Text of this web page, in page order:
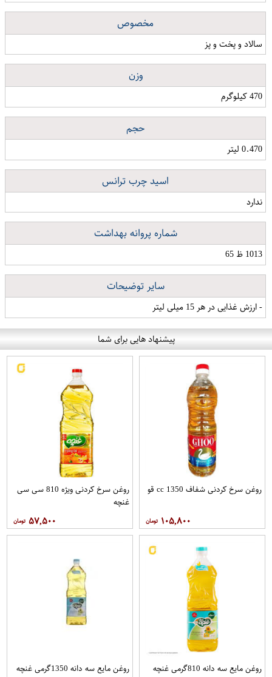
مخصوص
سالاد و پخت و پز
وزن
470 کیلوگرم
حجم
0.470 لیتر
اسید چرب ترانس
ندارد
شماره پروانه بهداشت
1013 ظ 65
سایر توضیحات
- ارزش غذایی در هر 15 میلی لیتر
پیشنهاد هایی برای شما
روغن سرخ کردنی شفاف 1350 cc قو
۱۰۵,۸۰۰
روغن سرخ کردنی ویژه 810 سی سی
غنچه
۵۷,۵۰۰
روغن مايع سه دانه 810گرمی غنچه روغن مايع سه دانه 1350گرمی غنچه